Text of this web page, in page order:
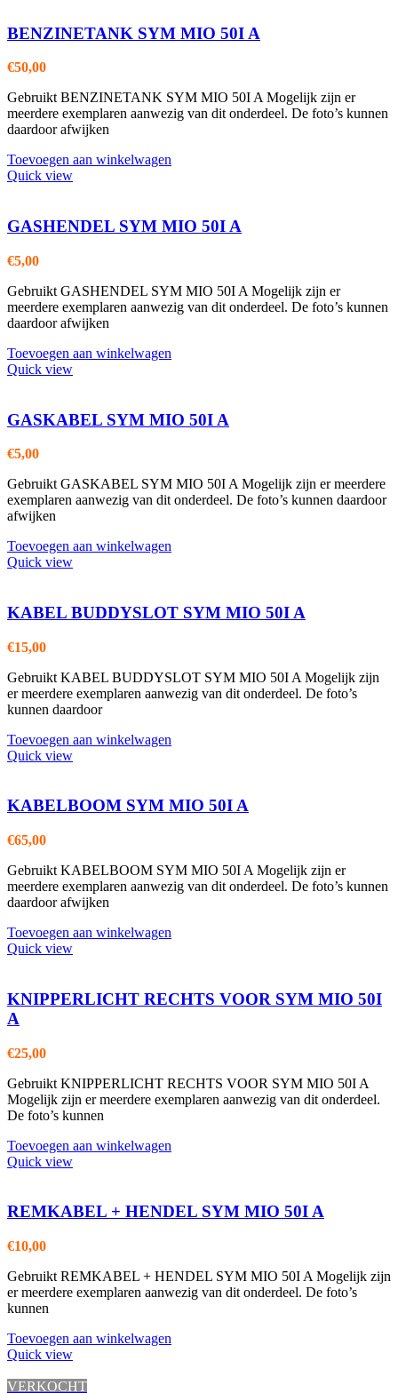
BENZINETANK SYM MIO 50I A
€50,00
Gebruikt BENZINETANK SYM MIO 50I A Mogelijk zijn er
meerdere exemplaren aanwezig van dit onderdeel. De foto’s kunnen
daardoor afwijken
Toevoegen aan winkelwagen
Quick view
GASHENDEL SYM MIO 50I A
€5,00
Gebruikt GASHENDEL SYM MIO 50I A Mogelijk zijn er
meerdere exemplaren aanwezig van dit onderdeel. De foto’s kunnen
daardoor afwijken
Toevoegen aan winkelwagen
Quick view
GASKABEL SYM MIO 50I A
€5,00
Gebruikt GASKABEL SYM MIO 50I A Mogelijk zijn er meerdere
exemplaren aanwezig van dit onderdeel. De foto’s kunnen daardoor
afwijken
Toevoegen aan winkelwagen
Quick view
KABEL BUDDYSLOT SYM MIO 50I A
€15,00
Gebruikt KABEL BUDDYSLOT SYM MIO 50I A Mogelijk zijn
er meerdere exemplaren aanwezig van dit onderdeel. De foto’s
kunnen daardoor
Toevoegen aan winkelwagen
Quick view
KABELBOOM SYM MIO 50I A
€65,00
Gebruikt KABELBOOM SYM MIO 50I A Mogelijk zijn er
meerdere exemplaren aanwezig van dit onderdeel. De foto’s kunnen
daardoor afwijken
Toevoegen aan winkelwagen
Quick view
KNIPPERLICHT RECHTS VOOR SYM MIO 50I
A
€25,00
Gebruikt KNIPPERLICHT RECHTS VOOR SYM MIO 50I A
Mogelijk zijn er meerdere exemplaren aanwezig van dit onderdeel.
De foto’s kunnen
Toevoegen aan winkelwagen
Quick view
REMKABEL + HENDEL SYM MIO 50I A
€10,00
Gebruikt REMKABEL + HENDEL SYM MIO 50I A Mogelijk zijn
er meerdere exemplaren aanwezig van dit onderdeel. De foto’s
kunnen
Toevoegen aan winkelwagen
Quick view
VERKOCHT